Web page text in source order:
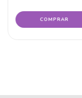
COMPRAR